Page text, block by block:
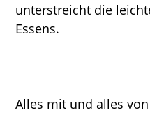
unterstreicht die
Essens.
Alles mit und alles